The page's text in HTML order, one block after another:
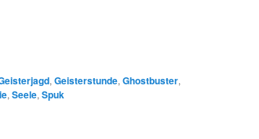
,Geisterstunde,Ghostbuster,
,Seele,Spuk